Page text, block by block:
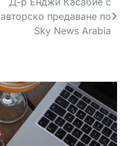
авторско предаване по
Sky News Arabia